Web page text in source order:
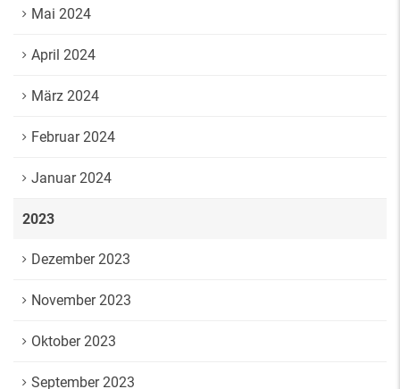
Mai 2024
April 2024
März 2024
Februar 2024
Januar 2024
2023
Dezember 2023
November 2023
Oktober 2023
September 2023